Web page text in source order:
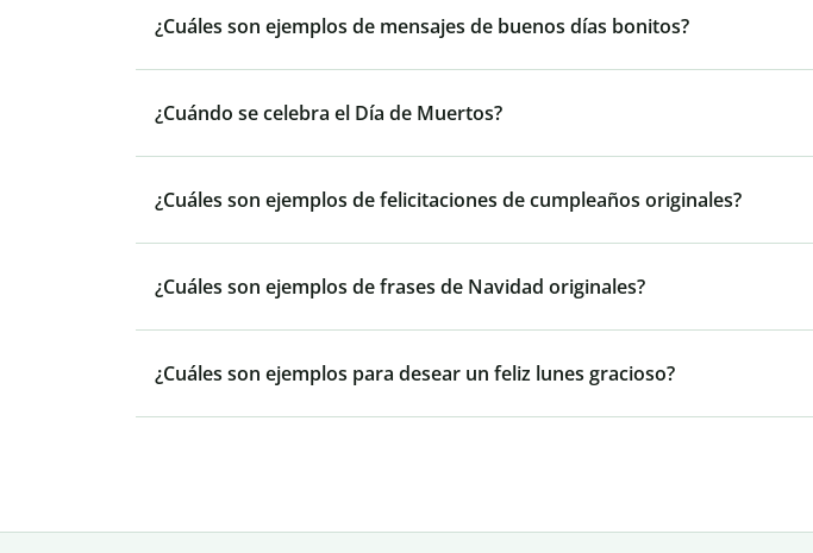
¿Cuáles son ejemplos de mensajes de buenos días bonitos?
¿Cuándo se celebra el Día de Muertos?
¿Cuáles son ejemplos de felicitaciones de cumpleaños originales?
¿Cuáles son ejemplos de frases de Navidad originales?
¿Cuáles son ejemplos para desear un feliz lunes gracioso?